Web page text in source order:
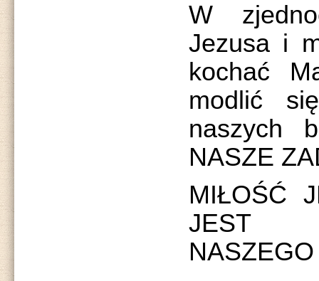
W
Jezusa i
kochać
modlić
naszych
NASZE
MIŁOŚĆ
JEST